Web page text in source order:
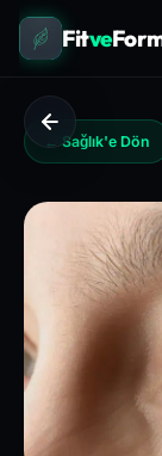
Fitve
← Sağlık'e Dön